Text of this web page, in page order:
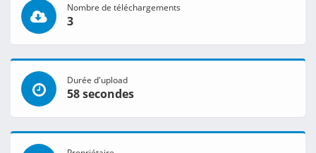
Nombre de téléchargements
3
Durée d'upload
58 secondes